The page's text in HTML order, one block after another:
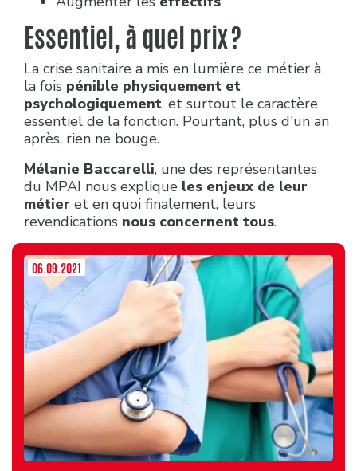
Essentiel, à quel prix ?
La crise sanitaire a mis en lumière ce métier à
la fois pénible physiquement et
psychologiquement, et surtout le caractère
essentiel de la fonction. Pourtant, plus d'un an
après, rien ne bouge.
Mélanie Baccarelli, une des représentantes
du MPAI nous explique les enjeux de leur
métier et en quoi finalement, leurs
revendications nous concernent tous.
06.09.2021